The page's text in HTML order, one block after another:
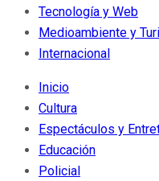
Tecnología y Web
Medioambiente y
Internacional
Inicio
Cultura
Espectáculos y
Educación
Policial